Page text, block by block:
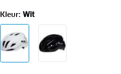
Kleur: Wit